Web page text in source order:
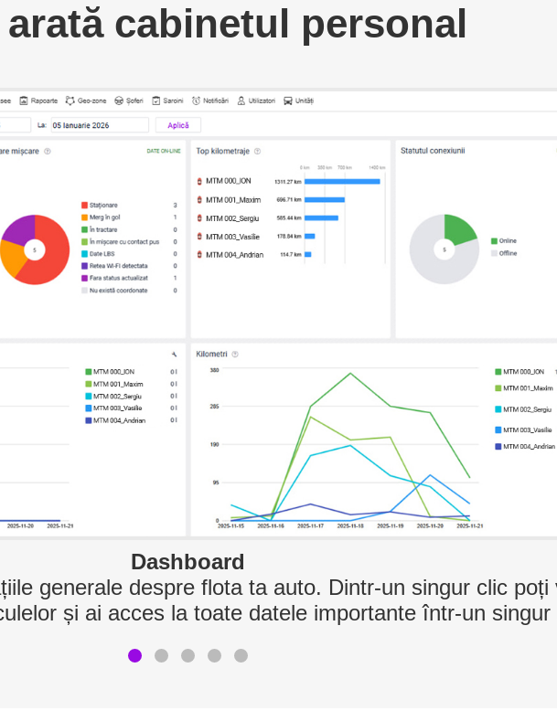
cabinetul personal
Geozone
și setează notificări pentru a fi mereu informat când
intră sau ies din zonele stabilite.